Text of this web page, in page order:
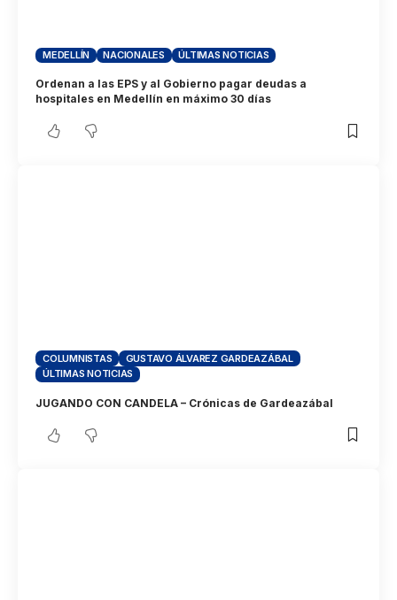
MEDELLÍN NACIONALES ÚLTIMAS NOTICIAS
Ordenan a las EPS y al Gobierno pagar deudas a
hospitales en Medellín en máximo 30 días
COLUMNISTAS
GUSTAVO ÁLVAREZ GARDEAZÁBAL
ÚLTIMAS NOTICIAS
JUGANDO CON CANDELA – Crónicas de Gardeazábal